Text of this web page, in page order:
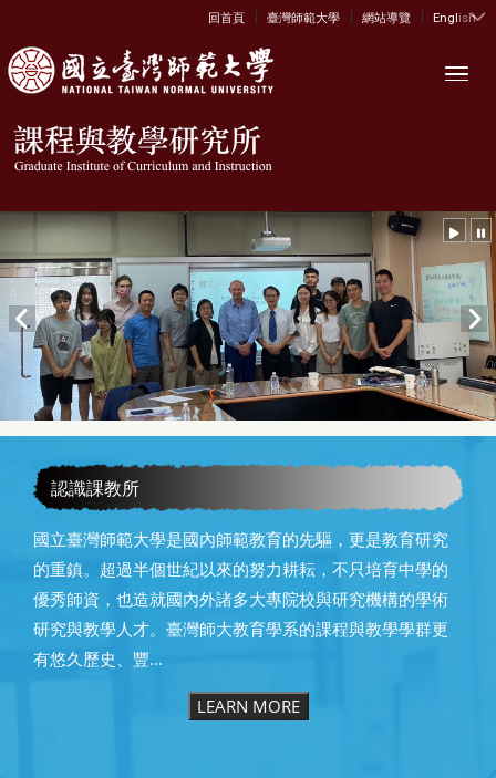
:::
回首頁 | 臺灣師範大學 | 網站導覽 | English
認識課教所
國立臺灣師範大學是國內師範教育的先驅，更是教育研究
的重鎮。超過半個世紀以來的努力耕耘，不只培育中學的
優秀師資，也造就國內外諸多大專院校與研究機構的學術
研究與教學人才。臺灣師大教育學系的課程與教學學群更
有悠久歷史、豐...
LEARN MORE